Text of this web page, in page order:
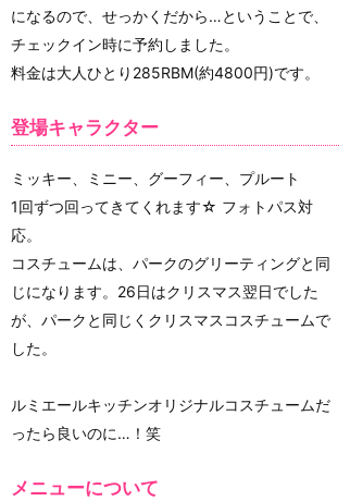
になるので、せっかくだから…ということで、
チェックイン時に予約しました。
料金は大人ひとり285RBM(約4800円)です。
登場キャラクター
ミッキー、ミニー、グーフィー、プルート
1回ずつ回ってきてくれます☆ フォトパス対
応。
コスチュームは、パークのグリーティングと同
じになります。26日はクリスマス翌日でした
が、パークと同じくクリスマスコスチュームで
した。
ルミエールキッチンオリジナルコスチュームだ
ったら良いのに…！笑
メニューについて